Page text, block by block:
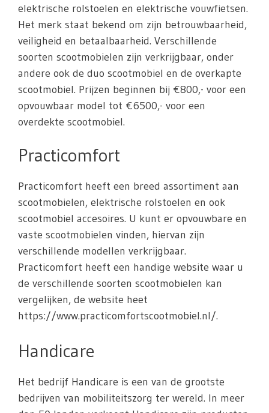
elektrische rolstoelen en elektrische vouwfietsen.
Het merk staat bekend om zijn betrouwbaarheid,
veiligheid en betaalbaarheid. Verschillende
soorten scootmobielen zijn verkrijgbaar, onder
andere ook de duo scootmobiel en de overkapte
scootmobiel. Prijzen beginnen bij €800,- voor een
opvouwbaar model tot €6500,- voor een
overdekte scootmobiel.
Practicomfort
Practicomfort heeft een breed assortiment aan
scootmobielen, elektrische rolstoelen en ook
scootmobiel accesoires. U kunt er opvouwbare en
vaste scootmobielen vinden, hiervan zijn
verschillende modellen verkrijgbaar.
Practicomfort heeft een handige website waar u
de verschillende soorten scootmobielen kan
vergelijken, de website heet
https://www.practicomfortscootmobiel.nl/.
Handicare
Het bedrijf Handicare is een van de grootste
bedrijven van mobiliteitszorg ter wereld. In meer